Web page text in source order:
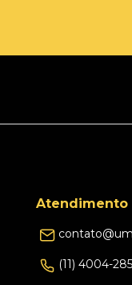
Atendimento
(11) 4004-